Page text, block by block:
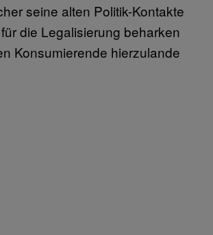
seine alten Politik-Kontakte
die Legalisierung beharken
Konsumierende hierzulande